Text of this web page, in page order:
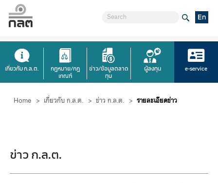
En
เกี่ยวกับ ก.ล.ต.
กฎหมาย/กฎ
เกณฑ์
ข่าว/ข้อมูลตลาด
ทุน
ผู้ลงทุน e-service
Home > เกี่ยวกับ ก.ล.ต. > ข่าว ก.ล.ต. > รายละเอียดข่าว
ข่าว ก.ล.ต.